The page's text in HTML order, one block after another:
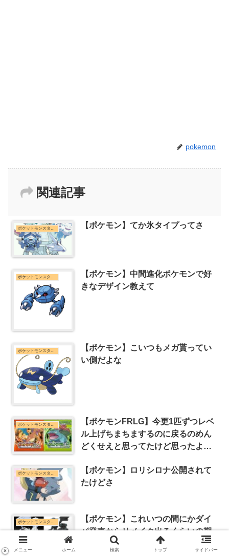
pokemon
関連記事
【ポケモン】てか氷タイプってさ
ポケットモンスターシリーズまとめ
【ポケモン】中間進化ポケモンで好
きなデザイン教えて
ポケットモンスターシリーズまとめ
【ポケモン】こいつもメガ貰ってい
い側だよな
ポケットモンスターシリーズまとめ
【ポケモンFRLG】今更1匹ずつレベ
ル上げちまちまするのに戻るのめん
どくせえと思ってたけど思ったより
ポケットモンスターシリーズまとめ
【ポケモン】ロリシロナ公開されて
たけどさ
ポケットモンスターシリーズまとめ
【ポケモン】これいつの間にかダイ
パ発売からリメイク出るくらいの期
間経ってたのか
メニュー ホーム 検索 トップ サイドバー
×